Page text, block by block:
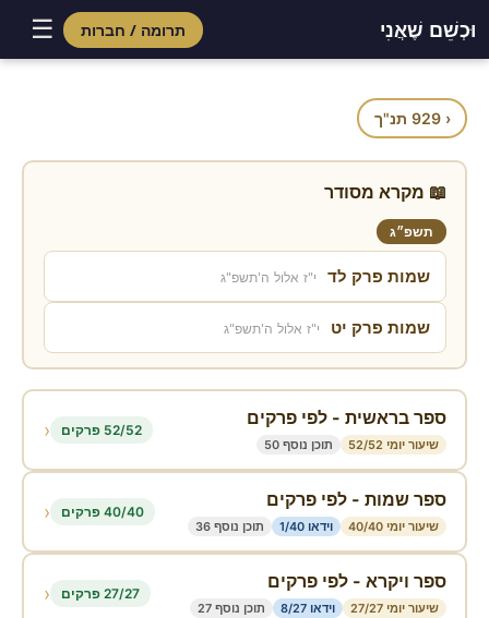
וּכְשֵׁם שֶׁאֲנִי תרומה / חברות ☰
‹ 929 תנ"ך
📖 מקרא מסודר
תשפ״ג
שמות פרק לד י"ז אלול ה'תשפ"ג
שמות פרק יט י"ז אלול ה'תשפ"ג
ספר בראשית - לפי פרקים
שיעור יומי 52/52 תוכן נוסף 50
52/52 פרקים ‹
ספר שמות - לפי פרקים
שיעור יומי 40/40 וידאו 1/40 תוכן נוסף 36
40/40 פרקים ‹
ספר ויקרא - לפי פרקים
שיעור יומי 27/27 וידאו 8/27 תוכן נוסף 27
27/27 פרקים ‹